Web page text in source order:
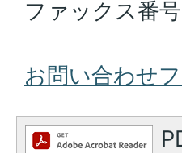
ファックス番
お問い合わせ